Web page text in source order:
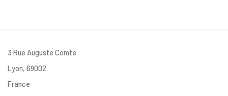
3 Rue Auguste Comte
Lyon, 69002
France